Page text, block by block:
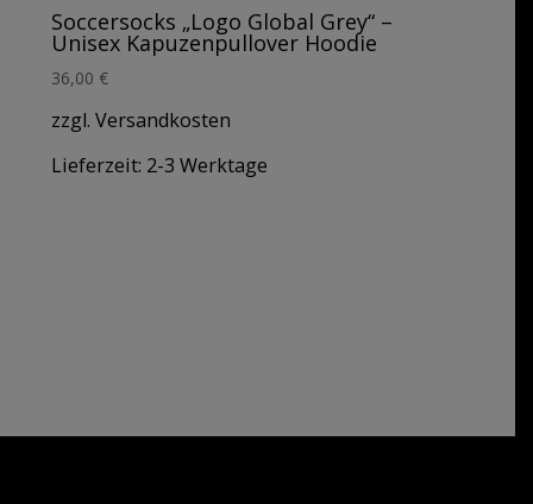
Soccersocks „Logo Global Grey“ –
Unisex Kapuzenpullover Hoodie
36,00 €
zzgl. Versandkosten
Lieferzeit: 2-3 Werktage